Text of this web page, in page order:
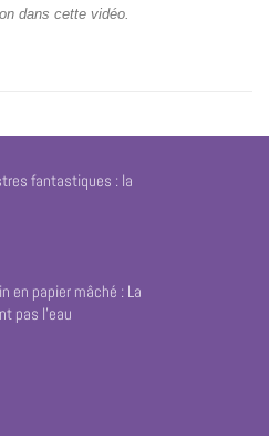
dans cette vidéo.
fantastiques : la
en papier mâché : La
pas l’eau